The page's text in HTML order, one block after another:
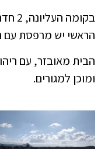
הראשי יש מרפסת עם
הבית מאובזר, עם
ומוכן למגורים.